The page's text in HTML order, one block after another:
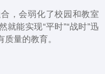
，会弱化了校园和教室
能实现“平时”“战时”迅
量的教育。